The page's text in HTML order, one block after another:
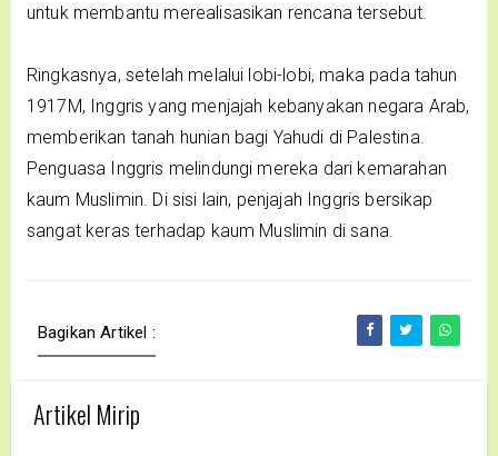
untuk membantu merealisasikan rencana tersebut.
Ringkasnya, setelah melalui lobi-lobi, maka pada tahun
1917M, Inggris yang menjajah kebanyakan negara Arab,
memberikan tanah hunian bagi Yahudi di Palestina.
Penguasa Inggris melindungi mereka dari kemarahan
kaum Muslimin. Di sisi lain, penjajah Inggris bersikap
sangat keras terhadap kaum Muslimin di sana.
Bagikan Artikel :
Artikel Mirip